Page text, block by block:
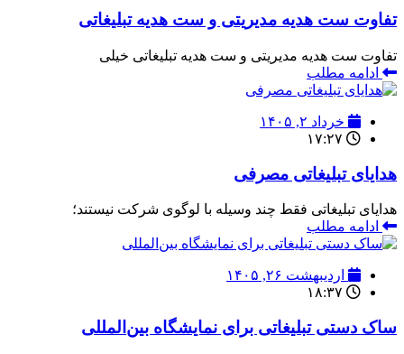
تفاوت ست هدیه مدیریتی و ست هدیه تبلیغاتی
تفاوت ست هدیه مدیریتی و ست هدیه تبلیغاتی خیلی
ادامه مطلب
خرداد ۲, ۱۴۰۵
۱۷:۲۷
هدایای تبلیغاتی مصرفی
هدایای تبلیغاتی فقط چند وسیله با لوگوی شرکت نیستند؛
ادامه مطلب
اردیبهشت ۲۶, ۱۴۰۵
۱۸:۳۷
ساک دستی تبلیغاتی برای نمایشگاه بین‌المللی